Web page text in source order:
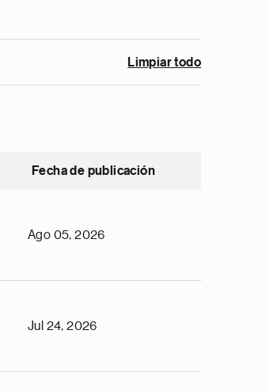
Limpiar todo
Fecha de publicación
Ago 05, 2026
Jul 24, 2026